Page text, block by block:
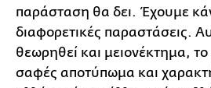
παράσταση θα δει. Έχουμε
διαφορετικές παραστάσεις.
θεωρηθεί και μειονέκτημα, το
σαφές αποτύπωμα και